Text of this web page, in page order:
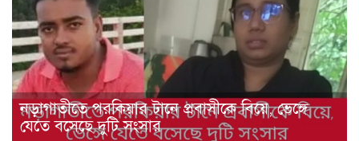
নড়াগাতীতে পরকিয়ার টানে প্রবাসীকে বিয়ে, ভেঙ্গে
যেতে বসেছে দুটি সংসার